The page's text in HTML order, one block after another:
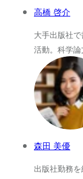
高橋 啓介
大手出版社
活動。科学論
森田 美優
出版社勤務